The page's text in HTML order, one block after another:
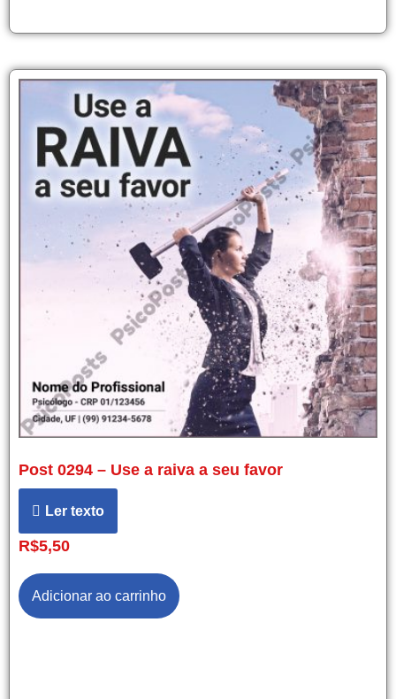
Post 0294 – Use a raiva a seu favor
Ler texto
R$5,50
Adicionar ao carrinho